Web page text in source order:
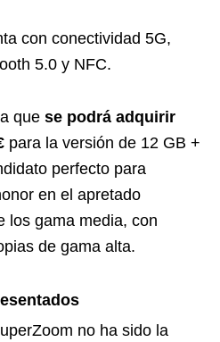
con conectividad 5G,
5.0 y NFC.
que se podrá adquirir
para la versión de 12 GB +
perfecto para
en el apretado
los gama media, con
de gama alta.
no ha sido la